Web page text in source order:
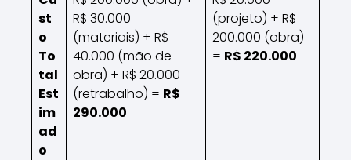
st
o
To
tal
Est
im
ad
o
R$ 30.000
(materiais) + R$
40.000 (mão de
obra) + R$ 20.000
(retrabalho) = R$
290.000
(projeto) + R$
200.000 (obra)
= R$ 220.000